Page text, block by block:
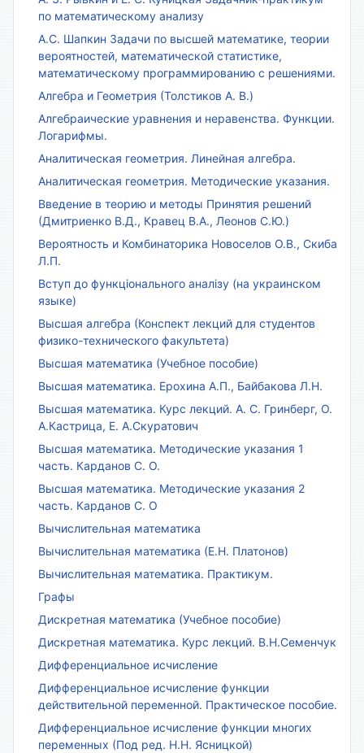
по математическому анализу
А.С. Шапкин Задачи по высшей математике, теории
вероятностей, математической статистике,
математическому программированию с решениями.
Алгебра и Геометрия (Толстиков А. В.)
Алгебраические уравнения и неравенства. Функции.
Логарифмы.
Аналитическая геометрия. Линейная алгебра.
Аналитическая геометрия. Методические указания.
Введение в теорию и методы Принятия решений
(Дмитриенко В.Д., Кравец В.А., Леонов С.Ю.)
Вероятность и Комбинаторика Новоселов О.В., Скиба
Л.П.
Вступ до функціонального аналізу (на украинском
языке)
Высшая алгебра (Конспект лекций для студентов
физико-технического факультета)
Высшая математика (Учебное пособие)
Высшая математика. Ерохина А.П., Байбакова Л.Н.
Высшая математика. Курс лекций. А. С. Гринберг, О.
А.Кастрица, Е. А.Скуратович
Высшая математика. Методические указания 1
часть. Карданов С. О.
Высшая математика. Методические указания 2
часть. Карданов С. О
Вычислительная математика
Вычислительная математика (Е.Н. Платонов)
Вычислительная математика. Практикум.
Графы
Дискретная математика (Учебное пособие)
Дискретная математика. Курс лекций. В.Н.Семенчук
Дифференциальное исчисление
Дифференциальное исчисление функции
действительной переменной. Практическое пособие.
Дифференциальное исчисление функции многих
переменных (Под ред. Н.Н. Ясницкой)